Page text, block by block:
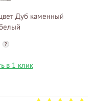
Дуб каменный
?
в 1 клик